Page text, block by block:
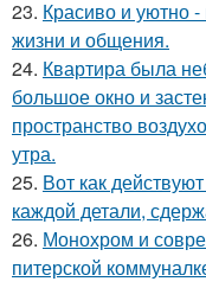
23. Красиво и уютно
жизни и общения.
24. Квартира была
большое окно и
пространство
утра.
25. Вот как
каждой детали,
26. Монохром и
питерской